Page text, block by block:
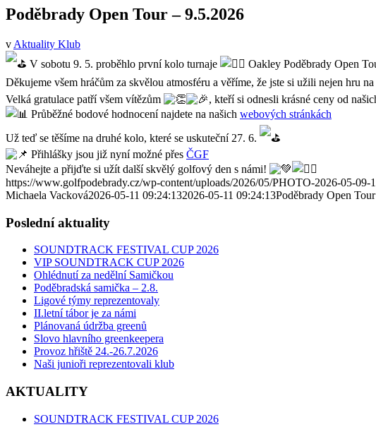
Poděbrady Open Tour – 9.5.2026
v Aktuality Klub
V sobotu 9. 5. proběhlo první kolo turnaje
Oakley Poděbrady Open
Děkujeme všem hráčům za skvělou atmosféru a věříme, že jste si užili nejen hru
Velká gratulace patří všem vítězům
, kteří si odnesli krásné ceny od
Průběžné bodové hodnocení najdete na našich webových stránkách
Už teď se těšíme na druhé kolo, které se uskuteční 27. 6.
Přihlášky jsou již nyní možné přes ČGF
Neváhejte a přijďte si užít další skvělý golfový den s námi!
https://www.golfpodebrady.cz/wp-content/uploads/2026/05/PHOTO-2026-05-09-
Michaela Vacková2026-05-11 09:24:132026-05-11 09:24:13Poděbrady Open
Poslední aktuality
SOUNDTRACK FESTIVAL CUP 2026
VIP SOUNDTRACK CUP 2026
Ohlédnutí za nedělní Samičkou
Poděbradská samička – 2.8.
Ligové týmy reprezentovaly
II.letní tábor je za námi
Plánovaná údržba greenů
Slovo hlavního greenkeepera
Provoz hřiště 24.-26.7.2026
Naši junioři reprezentovali klub
AKTUALITY
SOUNDTRACK FESTIVAL CUP 2026